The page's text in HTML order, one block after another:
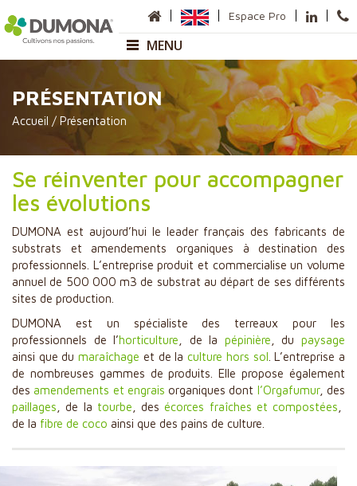
Espace Pro
MENU
Entreprise
Présentation
Sites de production
Sauméjan
Matières premières
Nos gammes
Horticulture
Pépinière
Paysage et Collectivité
Paillage
Maraîchage
​Fruits rouges
Cultures Spécialisées
Engrais et Amendements
Revente
PRÉSENTATION
Accueil / Présentation
Se réinventer pour accompagner
les évolutions
DUMONA est aujourd’hui le leader français des fabricants de
substrats et amendements organiques à destination des
professionnels. L’entreprise produit et commercialise un volume
annuel de 500 000 m3 de substrat au départ de ses différents
sites de production.
DUMONA est un spécialiste des terreaux pour les
professionnels de l’horticulture , de la pépinière , dupaysage
ainsi que dumaraîchage et de laculture hors sol . L’entreprise a
de nombreuses gammes de produits. Elle propose également
des amendements et engrais organiques dont l’Orgafumur, des
paillages , de la tourbe , des écorces fraîches et compostées
de la fibre de coco ainsi que des pains de culture.